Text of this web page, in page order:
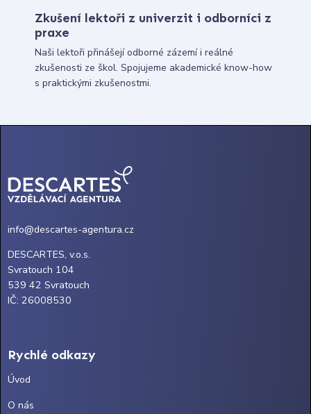
Zkušení lektoři z univerzit i odborníci z
praxe
Naši lektoři přinášejí odborné zázemí i reálné
zkušenosti ze škol. Spojujeme akademické know-how
s praktickými zkušenostmi.
info@descartes-agentura.cz
DESCARTES, v.o.s.
Svratouch 104
539 42 Svratouch
IČ: 26008530
Rychlé odkazy
Úvod
O nás